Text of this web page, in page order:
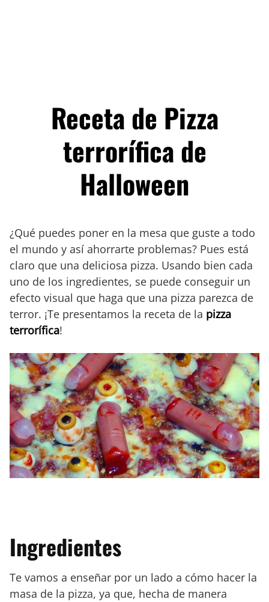
Receta de Pizza
terrorífica de
Halloween
¿Qué puedes poner en la mesa que guste a todo
el mundo y así ahorrarte problemas? Pues está
claro que una deliciosa pizza. Usando bien cada
uno de los ingredientes, se puede conseguir un
efecto visual que haga que una pizza parezca de
terror. ¡Te presentamos la receta de la pizza
terrorífica!
Ingredientes
Te vamos a enseñar por un lado a cómo hacer la
masa de la pizza, ya que, hecha de manera